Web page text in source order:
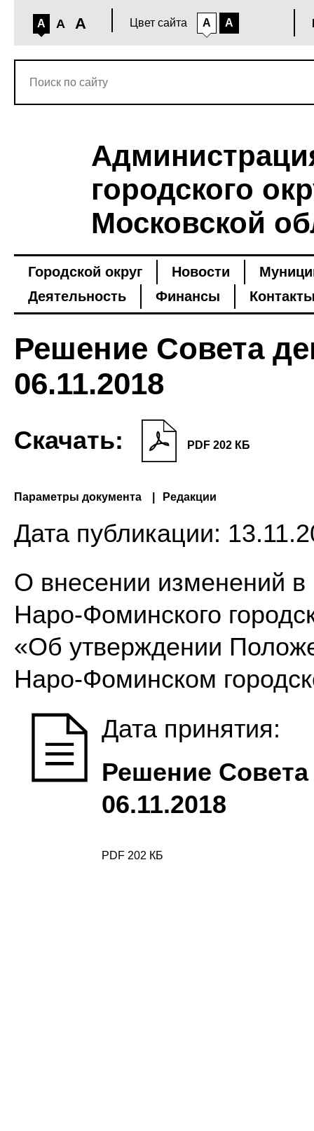
A A A Цвет сайта A A
городского
Московской
Городской округ Новости
Деятельность
Финансы
Решение Совета
06.11.2018
Скачать: PDF 202 КБ
Параметры документа Редакции
Дата публикации:
О внесении изменений
Наро-Фоминского
«Об утверждении
Наро-Фоминском
Дата принятия:
Решение
06.11.2018
PDF 202 КБ